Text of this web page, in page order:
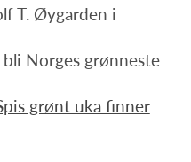
T. Øygarden i
Norges grønneste
grønt uka finner